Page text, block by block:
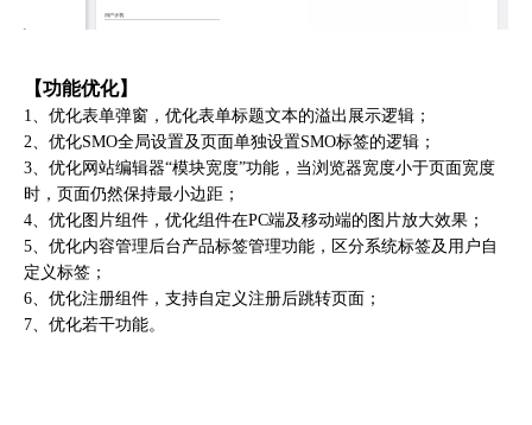
【功能优化】
1、优化表单弹窗，优化表单标题文本的溢出展示逻辑；
2、优化SMO全局设置及页面单独设置SMO标签的逻辑；
3、优化网站编辑器“模块宽度”功能，当浏览器宽度小于页面宽度
时，页面仍然保持最小边距；
4、优化图片组件，优化组件在PC端及移动端的图片放大效果；
5、优化内容管理后台产品标签管理功能，区分系统标签及用户自
定义标签；
6、优化注册组件，支持自定义注册后跳转页面；
7、优化若干功能。